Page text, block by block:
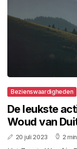
Bezienswaardigheden
De leukste
Woud van
20 juli 2023 2